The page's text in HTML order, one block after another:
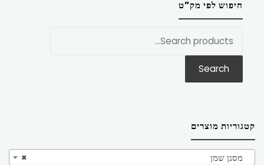
חיפוש לפי מק”ט
Search
קטגוריות מוצרים
× מסנן שמן